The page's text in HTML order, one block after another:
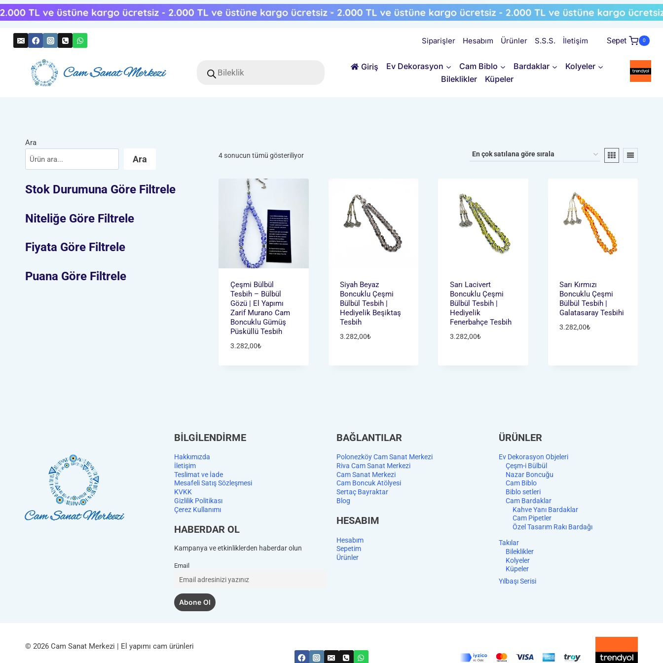
Skip
to
Siparişler Hesabım Ürünler S.S.S. İletişim Sepet 0
search
Giriş Ev Dekorasyon Cam Biblo Bardaklar
Kolyeler
Bileklikler
Küpeler
4 sonucun tümü gösteriliyorPopülerliğe
Çeşmi Bülbül
Tesbih – Bülbül
Gözü | El Yapımı
Zarif Murano Cam
Boncuklu Gümüş
Püsküllü Tesbih
3.282,00₺
Siyah Beyaz
Boncuklu Çeşmi
Bülbül Tesbih |
Hediyelik Beşiktaş
Tesbih
3.282,00₺
Sarı Lacivert
Boncuklu Çeşmi
Bülbül Tesbih |
Hediyelik
Fenerbahçe Tesbih
3.282,00₺
Sarı Kırmızı
Boncuklu Çeşmi
Bülbül Tesbih |
Galatasaray Tesbihi
3.282,00₺
Ara
Ara
Stok Durumuna Göre Filtrele
Niteliğe Göre Filtrele
Fiyata Göre Filtrele
Puana Göre Filtrele
BİLGİLENDİRME
Hakkımızda
İletişim
Teslimat ve İade
Mesafeli Satış Sözleşmesi
KVKK
Gizlilik Politikası
Çerez Kullanımı
HABERDAR OL
Kampanya ve etkinliklerden haberdar olun
Email
BAĞLANTILAR
Polonezköy Cam Sanat Merkezi
Riva Cam Sanat Merkezi
Cam Sanat Merkezi
Cam Boncuk Atölyesi
Sertaç Bayraktar
Blog
HESABIM
Hesabım
Sepetim
Ürünler
ÜRÜNLER
Ev Dekorasyon Objeleri
Çeşm-i Bülbül
Nazar Boncuğu
Cam Biblo
Biblo setleri
Cam Bardaklar
Kahve Yanı Bardaklar
Cam Pipetler
Özel Tasarım Rakı Bardağı
Takılar
Bileklikler
Kolyeler
Küpeler
Yılbaşı Serisi
© 2026 Cam Sanat Merkezi | El yapımı cam ürünleri